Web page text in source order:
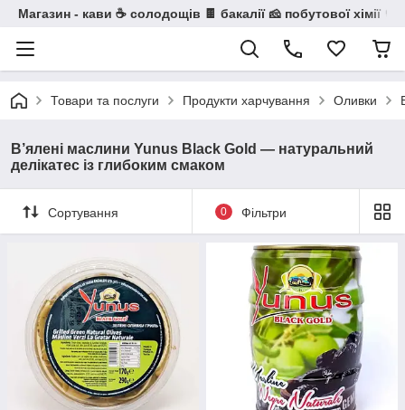
Магазин - кави ☕ солодощів 🍫 бакалії 🧀 побутової хімії 🧼
Товари та послуги Продукти харчування Оливки
В’ялені маслини Yunus Black Gold — натуральний
делікатес із глибоким смаком
Сортування 0 Фільтри